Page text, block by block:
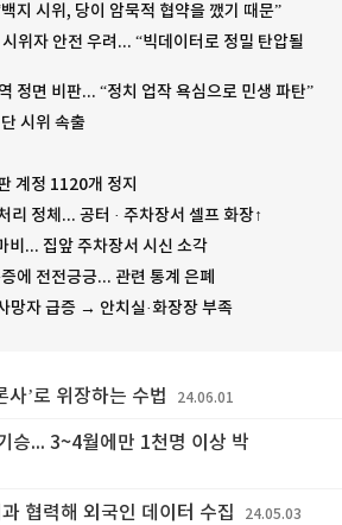
지 시위, 당이 암묵적 협약을 깼기 때문”
위자 안전 우려... “빅데이터로 정밀 탄압될
정면 비판... “정치 업작 욕심으로 민생 파탄”
시위 속출
계정 1120개 정지
리 정체... 공터 · 주차장서 셀프 화장↑
비... 집앞 주차장서 시신 소각
에 전전긍긍... 관련 통계 은폐
망자 급증 → 안치실·화장장 부족
사’로 위장하는 수법 24.06.01
승... 3~4월에만 1천명 이상 박
협력해 외국인 데이터 수집 24.05.03